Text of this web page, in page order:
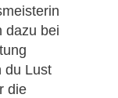
dazu bei
du Lust
die